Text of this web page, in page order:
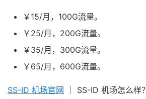
￥15/月，100G流量。
￥25/月，200G流量。
￥35/月，300G流量。
￥65/月，600G流量。
SS-ID 机场官网 ｜ SS-ID 机场怎么样？